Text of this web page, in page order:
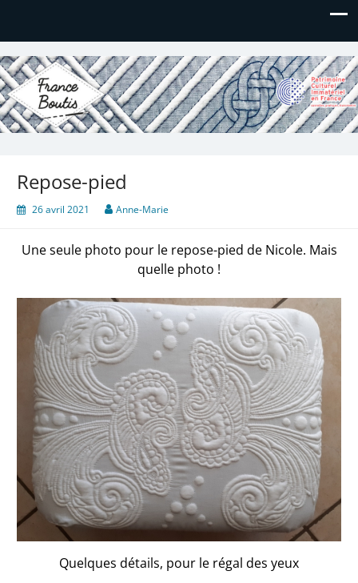
France Boutis
Le site de France Boutis
Repose-pied
26 avril 2021 Anne-Marie
Une seule photo pour le repose-pied de Nicole. Mais
quelle photo !
Quelques détails, pour le régal des yeux